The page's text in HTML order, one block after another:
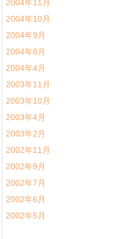
2004年11月
2004年10月
2004年9月
2004年8月
2004年4月
2003年11月
2003年10月
2003年4月
2003年2月
2002年11月
2002年9月
2002年7月
2002年6月
2002年5月